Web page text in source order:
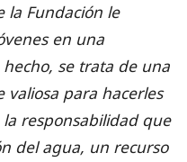
la Fundación le
en una
hecho, se trata de una
para hacerles
responsabilidad que
del agua, un recurso